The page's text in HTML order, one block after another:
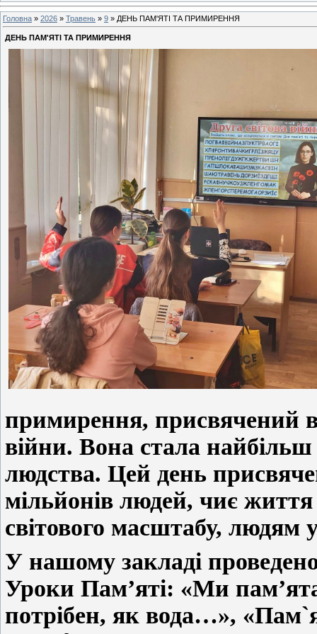
Головна » 2026 » Травень » 9 » ДЕНЬ ПАМ'ЯТІ ТА ПРИМИРЕННЯ
ДЕНЬ ПАМ'ЯТІ ТА ПРИМИРЕННЯ
примирення, присвячений
війни. Вона стала
людства. Цей день
мільйонів людей, чиє
світового масштабу, людям
У нашому закладі
Уроки Пам’яті: «Ми
потрібен, як вода…»,